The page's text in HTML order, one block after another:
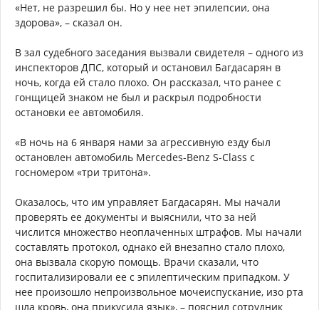
«Нет, не разрешил бы. Но у нее нет эпилепсии, она
здорова», – сказал он.
В зал судебного заседания вызвали свидетеля – одного из
инспекторов ДПС, который и остановил Багдасарян в
ночь, когда ей стало плохо. Он рассказал, что ранее с
гонщицей знаком не был и раскрыл подробности
остановки ее автомобиля.
«В ночь на 6 января нами за агрессивную езду был
остановлен автомобиль Mercedes-Benz S-Class с
госномером «три тритона».
Оказалось, что им управляет Багдасарян. Мы начали
проверять ее документы и выяснили, что за ней
числится множество неоплаченных штрафов. Мы начали
составлять протокол, однако ей внезапно стало плохо,
она вызвала скорую помощь. Врачи сказали, что
госпитализировали ее с эпилептическим припадком. У
нее произошло непроизвольное мочеиспускание, изо рта
шла кровь, она прикусила язык», – пояснил сотрудник